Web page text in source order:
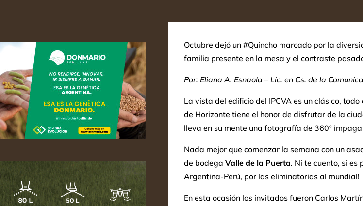
Octubre dejó un #Quincho marcado por la
familia presente en la mesa y el contraste
Por: Eliana A. Esnaola – Lic. en Cs. de la
La vista del edificio del IPCVA es un clásico,
de Horizonte tiene el honor de disfrutar de la
lleva en su mente una fotografía de 360º
Nada mejor que comenzar la semana con un
de bodega Valle de la Puerta. Ni te cuento, si es
Argentina-Perú, por las eliminatorias al mundial!
En esta ocasión los invitados fueron Carlos